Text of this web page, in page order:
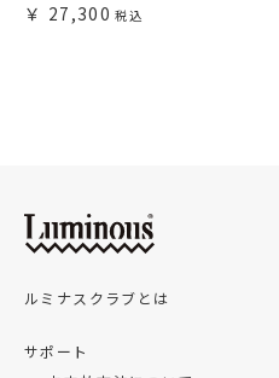
27,300
ルミナスクラブとは
サポート